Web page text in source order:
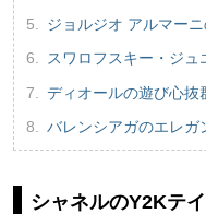
ジョルジオ アルマー
スワロフスキー・ジ
ディオールの遊び心抜
バレンシアガのエレガ
シャネルのY2Kテ